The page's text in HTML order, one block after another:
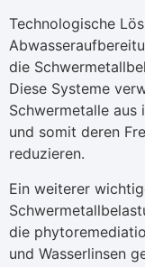
Technologische
die
Diese Systeme
Schwermetalle aus
und somit deren
reduzieren.
Ein weiterer
die
und Wasserlinsen